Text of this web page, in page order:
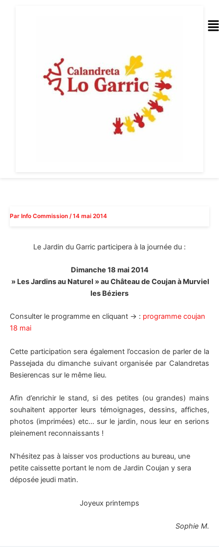
Par Info Commission /14 mai 2014
Le Jardin du Garric participera à la journée du :
Dimanche 18 mai 2014
» Les Jardins au Naturel » au Château de Coujan à Murviel
les Béziers
Consulter le programme en cliquant → : programme coujan
18 mai
Cette participation sera également l’occasion de parler de la
Passejada du dimanche suivant organisée par Calandretas
Besierencas sur le même lieu.
Afin d’enrichir le stand, si des petites (ou grandes) mains
souhaitent apporter leurs témoignages, dessins, affiches,
photos (imprimées) etc… sur le jardin, nous leur en serions
pleinement reconnaissants !
N’hésitez pas à laisser vos productions au bureau, une
petite caissette portant le nom de Jardin Coujan y sera
déposée jeudi matin.
Joyeux printemps
Sophie M.